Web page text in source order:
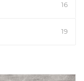
16
19